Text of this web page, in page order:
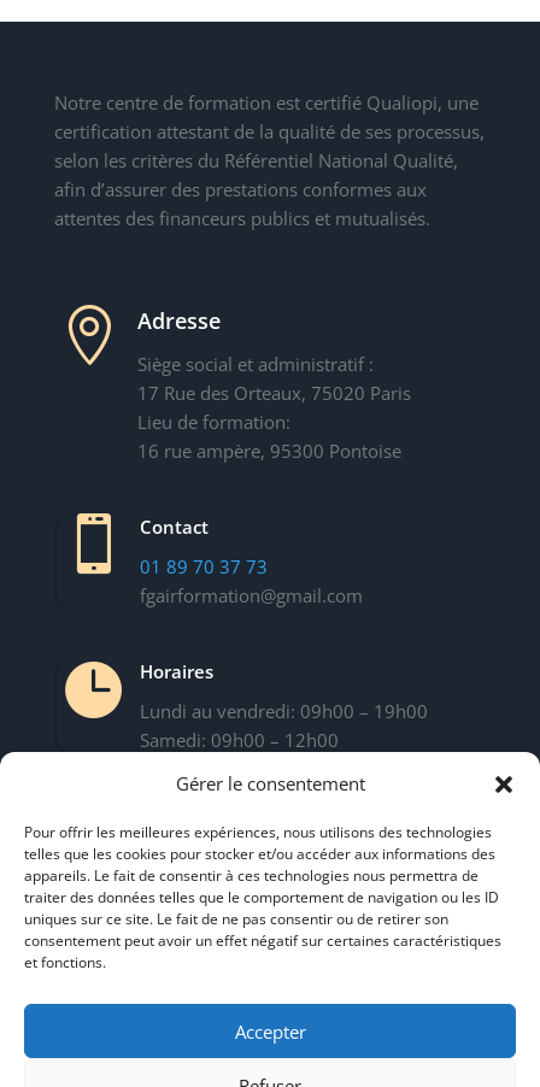
Gérer le consentement
Pour offrir les meilleures expériences, nous utilisons des technologies
telles que les cookies pour stocker et/ou accéder aux informations des
appareils. Le fait de consentir à ces technologies nous permettra de
traiter des données telles que le comportement de navigation ou les ID
uniques sur ce site. Le fait de ne pas consentir ou de retirer son
consentement peut avoir un effet négatif sur certaines caractéristiques
et fonctions.
Accepter
Notre centre de formation est certifié Qualiopi, une
certification attestant de la qualité de ses processus,
selon les critères du Référentiel National Qualité,
afin d’assurer des prestations conformes aux
attentes des financeurs publics et mutualisés.
 Adresse
Siège social et administratif :
17 Rue des Orteaux, 75020 Paris
Lieu de formation:
16 rue ampère, 95300 Pontoise

Contact
01 89 70 37 73
fgairformation@gmail.com

Horaires
Lundi au vendredi: 09h00 – 19h00
Samedi: 09h00 – 12h00
Mentions légales
Conditions générales de vente
Règlement intérieur
Le centre